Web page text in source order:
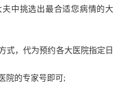
中挑选出最合适您病情的大
式，代为预约各大医院指定日
院的专家号即可;